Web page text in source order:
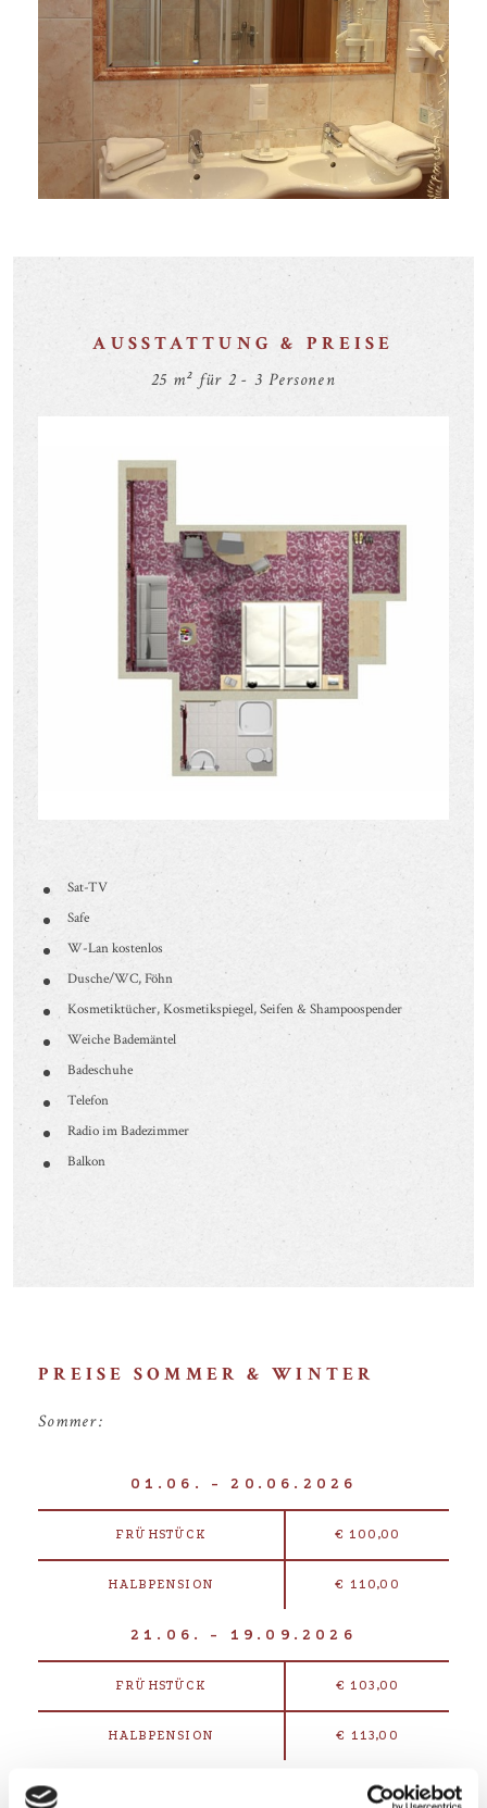
AUSSTATTUNG & PREISE
25 m² für 2 - 3 Personen
Sat-TV
Safe
W-Lan kostenlos
Dusche/WC, Föhn
Kosmetiktücher, Kosmetikspiegel, Seifen & Shampoospender
Weiche Bademäntel
Badeschuhe
Telefon
Radio im Badezimmer
Balkon
PREISE SOMMER & WINTER
Sommer:
01.06. - 20.06.2026
FRÜHSTÜCK € 100,00
HALBPENSION € 110,00
21.06. - 19.09.2026
FRÜHSTÜCK € 103,00
HALBPENSION € 113,00
20.09. - MITTE OKTOBER 2026